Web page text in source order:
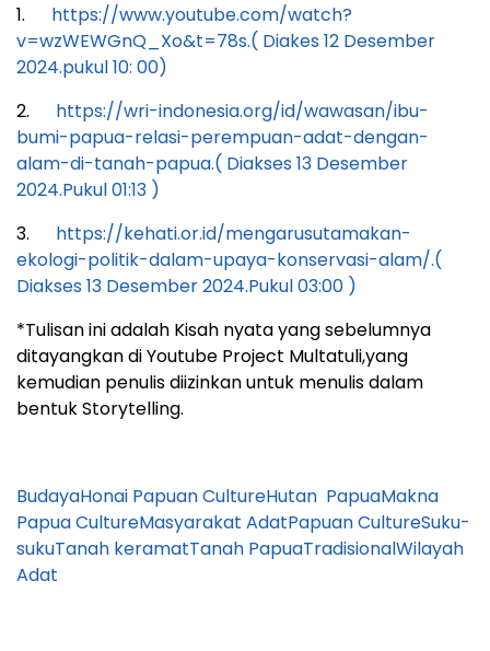
1. https://www.youtube.com/watch?
v=wzWEWGnQ_Xo&t=78s.( Diakes 12 Desember
2024.pukul 10: 00)
2. https://wri-indonesia.org/id/wawasan/ibu-
bumi-papua-relasi-perempuan-adat-dengan-
alam-di-tanah-papua.( Diakses 13 Desember
2024.Pukul 01:13 )
3. https://kehati.or.id/mengarusutamakan-
ekologi-politik-dalam-upaya-konservasi-alam/.(
Diakses 13 Desember 2024.Pukul 03:00 )
*Tulisan ini adalah Kisah nyata yang sebelumnya
ditayangkan di Youtube Project Multatuli,yang
kemudian penulis diizinkan untuk menulis dalam
bentuk Storytelling.
BudayaHonai Papuan CultureHutan PapuaMakna
Papua CultureMasyarakat AdatPapuan CultureSuku-
sukuTanah keramatTanah PapuaTradisionalWilayah
Adat